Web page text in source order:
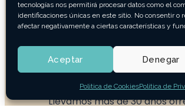
tecnologías nos permitirá procesar datos como el
identificaciones únicas en este sitio. No consentir o
afectar negativamente a ciertas características y
Aceptar Denegar
Politica de CookiesPolitica de
TU DENTISTA DE
MASSAMAGRELL
Desde 1996
en
Nord
Llevamos más de 30 años